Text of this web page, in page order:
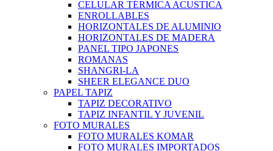
CELULAR TÉRMICA ACUSTICA
ENROLLABLES
HORIZONTALES DE ALUMINIO
HORIZONTALES DE MADERA
PANEL TIPO JAPONES
ROMANAS
SHANGRI-LA
SHEER ELEGANCE DUO
PAPEL TAPIZ
TAPIZ DECORATIVO
TAPIZ INFANTIL Y JUVENIL
FOTO MURALES
FOTO MURALES KOMAR
FOTO MURALES IMPORTADOS